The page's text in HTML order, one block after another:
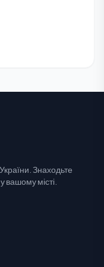
Знаходьте
вашому місті.